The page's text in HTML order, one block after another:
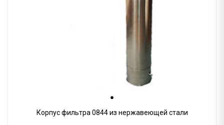
Корпус фильтра 0844 из нержавеющей стали